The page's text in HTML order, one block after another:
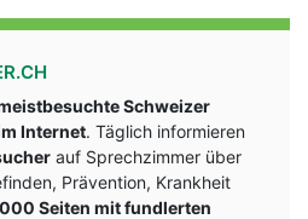
Schweizer
Internet. Täglich informieren
auf Sprechzimmer über
Prävention, Krankheit
Seiten mit fundlerten